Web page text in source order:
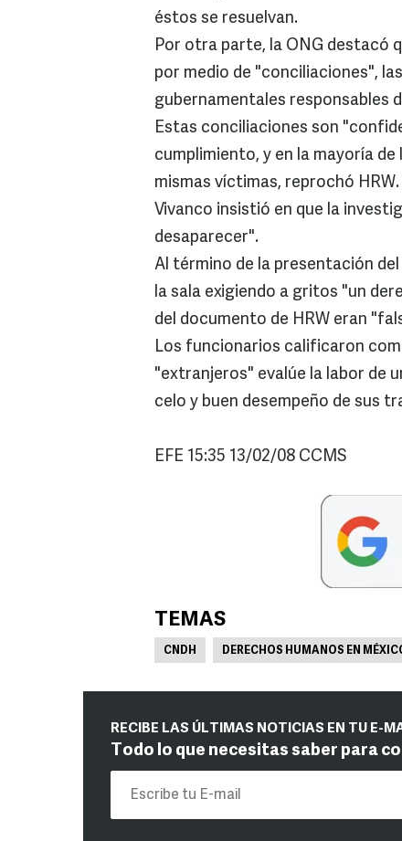
éstos se resuelvan.
Por otra parte, la ONG destacó
por medio de "conciliaciones",
gubernamentales responsables
Estas conciliaciones son
cumplimiento, y en la mayoría
mismas víctimas, reprochó HRW.
Vivanco insistió en que la
desaparecer".
Al término de la presentación
la sala exigiendo a gritos "un
del documento de HRW eran
Los funcionarios calificaron
"extranjeros" evalúe la labor de
celo y buen desempeño de sus
EFE 15:35 13/02/08 CCMS
TEMAS
CNDH DERECHOS HUMANOS EN
RECIBE LAS ÚLTIMAS NOTICIAS EN TU E-
Todo lo que necesitas saber para